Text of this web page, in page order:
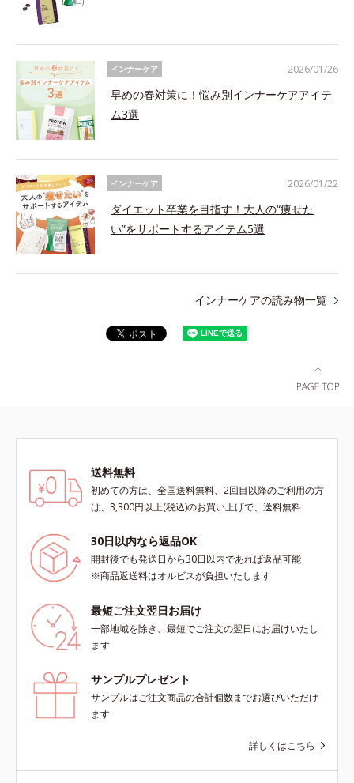
インナーケア
早めの春対策に！悩み別インナーケアアイテ
ム3選
2026/01/26
インナーケア
ダイエット卒業を目指す！大人の“痩せた
い”をサポートするアイテム5選
2026/01/22
インナーケアの読み物一覧
送料無料
初めての方は、全国送料無料、2回目以降のご利用の方
は、3,300円以上(税込)のお買い上げで、送料無料
30日以内なら返品OK
開封後でも発送日から30日以内であれば返品可能
※商品返送料はオルビスが負担いたします
最短ご注文翌日お届け
一部地域を除き、最短でご注文の翌日にお届けいたし
ます
サンプルプレゼント
サンプルはご注文商品の合計個数までお選びいただけ
ます
詳しくはこちら